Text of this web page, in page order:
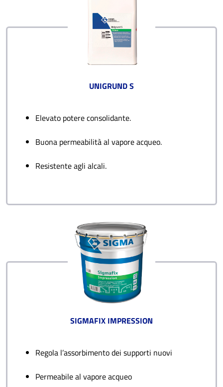
UNIGRUND S
Elevato potere consolidante.
Buona permeabilità al vapore acqueo.
Resistente agli alcali.
SIGMAFIX IMPRESSION
Regola l’assorbimento dei supporti nuovi
Permeabile al vapore acqueo